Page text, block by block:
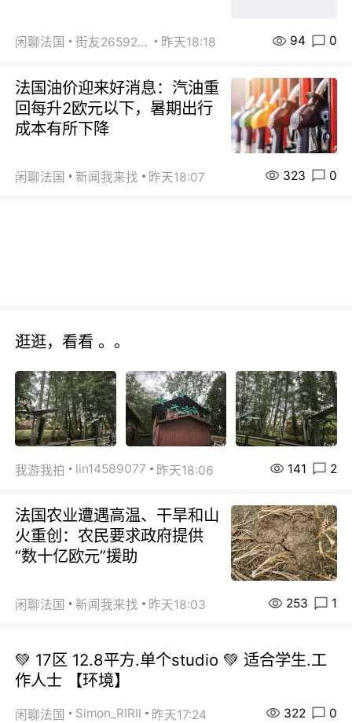
闲聊法国 街友26592800 昨天18:18 94 0
法国油价迎来好消息：汽油重
回每升2欧元以下，暑期出行
成本有所下降
闲聊法国 新闻我来找 昨天18:07 323 0
逛逛，看看 。。
我游我拍 lin14589077 昨天18:06 141 2
法国农业遭遇高温、干旱和山
火重创：农民要求政府提供
“数十亿欧元”援助
闲聊法国 新闻我来找 昨天18:03 253 1
💚 17区 12.8平方.单个studio 💚 适合学生.工
作人士 【环境】
闲聊法国 Simon_RIRIl 昨天17:24 322 0